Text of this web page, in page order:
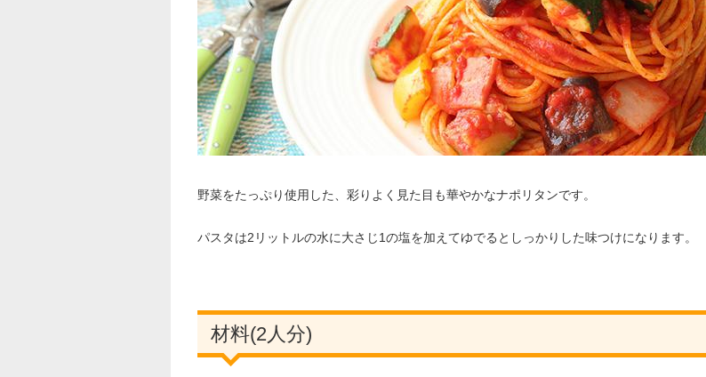
野菜をたっぷり使用した、彩りよく見た目も華やかなナポリタンです。
パスタは2リットルの水に大さじ1の塩を加えてゆでるとしっかりした味つけになります。
材料(2人分)